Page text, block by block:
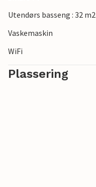
Utendørs basseng : 32 m2
Vaskemaskin
WiFi
Plassering